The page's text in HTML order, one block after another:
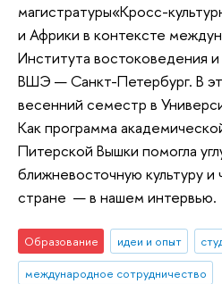
магистратуры«Кросс-
и Африки в контексте
Института востоковедения
ВШЭ — Санкт-Петербург. В
весенний семестр в
Как программа
Питерской Вышки помогла
ближневосточную культуру и
стране — в нашем интервью.
Образование идеи и опыт
международное сотрудничество